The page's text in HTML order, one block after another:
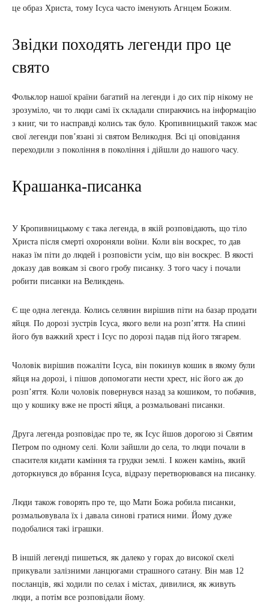
це образ Христа, тому Ісуса часто іменують Агнцем Божим.
Звідки походять легенди про це
свято
Фольклор нашої країни багатий на легенди і до сих пір нікому не
зрозуміло, чи то люди самі їх складали спираючись на інформацію
з книг, чи то насправді колись так було. Кропивницький також має
свої легенди пов’язані зі святом Великодня. Всі ці оповідання
переходили з покоління в покоління і дійшли до нашого часу.
Крашанка-писанка
У Кропивницькому є така легенда, в якій розповідають, що тіло
Христа після смерті охороняли воїни. Коли він воскрес, то дав
наказ їм піти до людей і розповісти усім, що він воскрес. В якості
доказу дав воякам зі свого гробу писанку. З того часу і почали
робити писанки на Великдень.
Є ще одна легенда. Колись селянин вирішив піти на базар продати
яйця. По дорозі зустрів Ісуса, якого вели на розп’яття. На спині
його був важкий хрест і Ісус по дорозі падав під його тягарем.
Чоловік вирішив пожаліти Ісуса, він покинув кошик в якому були
яйця на дорозі, і пішов допомогати нести хрест, ніс його аж до
розп’яття. Коли чоловік повернувся назад за кошиком, то побачив,
що у кошику вже не прості яйця, а розмальовані писанки.
Друга легенда розповідає про те, як Ісус йшов дорогою зі Святим
Петром по одному селі. Коли зайшли до села, то люди почали в
спасителя кидати каміння та грудки землі. І кожен камінь, який
доторкнувся до вбрання Ісуса, відразу перетворювався на писанку.
Люди також говорять про те, що Мати Божа робила писанки,
розмальовувала їх і давала синові гратися ними. Йому дуже
подобалися такі іграшки.
В іншій легенді пишеться, як далеко у горах до високої скелі
прикували залізними ланцюгами страшного сатану. Він мав 12
посланців, які ходили по селах і містах, дивилися, як живуть
люди, а потім все розповідали йому.